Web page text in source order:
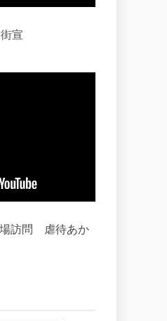
宣
訪問 虐待あか